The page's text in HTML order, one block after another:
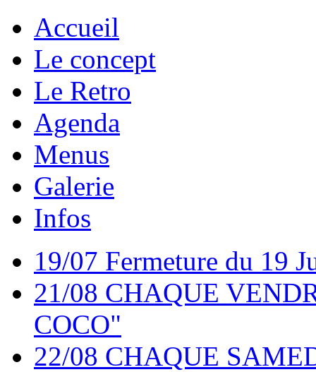
Accueil
Le concept
Le Retro
Agenda
Menus
Galerie
Infos
19/07 Fermeture du 19
21/08 CHAQUE
COCO"
22/08 CHAQUE